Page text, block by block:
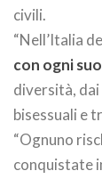
civili.
“Nell’Italia
con ogni
diversità, dai
bisessuali e
“Ognuno
conquistate